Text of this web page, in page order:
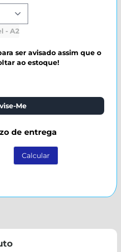
- A2
ser avisado assim que o
ao estoque!
Me
de entrega